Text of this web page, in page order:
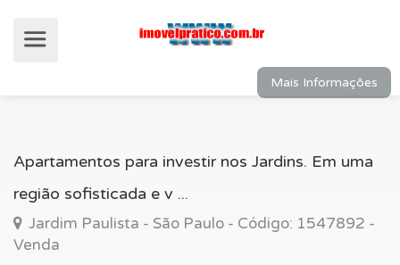
Apartamentos para investir nos Jardins. Em uma
região sofisticada e v ...
Jardim Paulista - São Paulo - Código: 1547892 -
Venda
Mais Informações